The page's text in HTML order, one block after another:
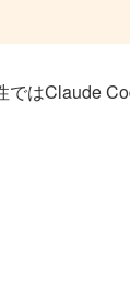
ではClaude